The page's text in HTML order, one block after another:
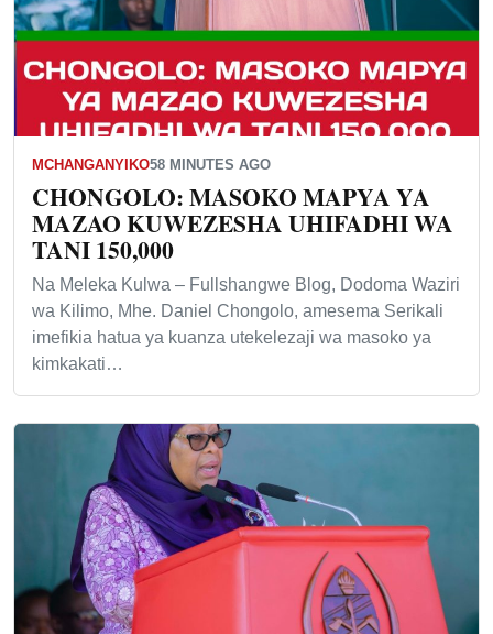
MCHANGANYIKO58 MINUTES AGO
CHONGOLO: MASOKO MAPYA YA
MAZAO KUWEZESHA UHIFADHI WA
TANI 150,000
Na Meleka Kulwa – Fullshangwe Blog, Dodoma Waziri
wa Kilimo, Mhe. Daniel Chongolo, amesema Serikali
imefikia hatua ya kuanza utekelezaji wa masoko ya
kimkakati…